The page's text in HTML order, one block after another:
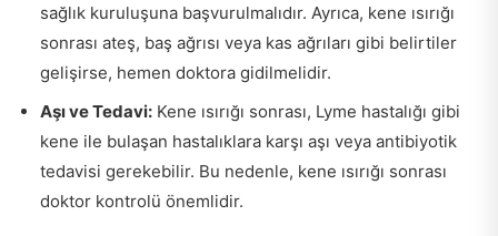
sağlık kuruluşuna başvurulmalıdır. Ayrıca, kene ısırığı
sonrası ateş, baş ağrısı veya kas ağrıları gibi belirtiler
gelişirse, hemen doktora gidilmelidir.
Aşı ve Tedavi: Kene ısırığı sonrası, Lyme hastalığı gibi
kene ile bulaşan hastalıklara karşı aşı veya antibiyotik
tedavisi gerekebilir. Bu nedenle, kene ısırığı sonrası
doktor kontrolü önemlidir.